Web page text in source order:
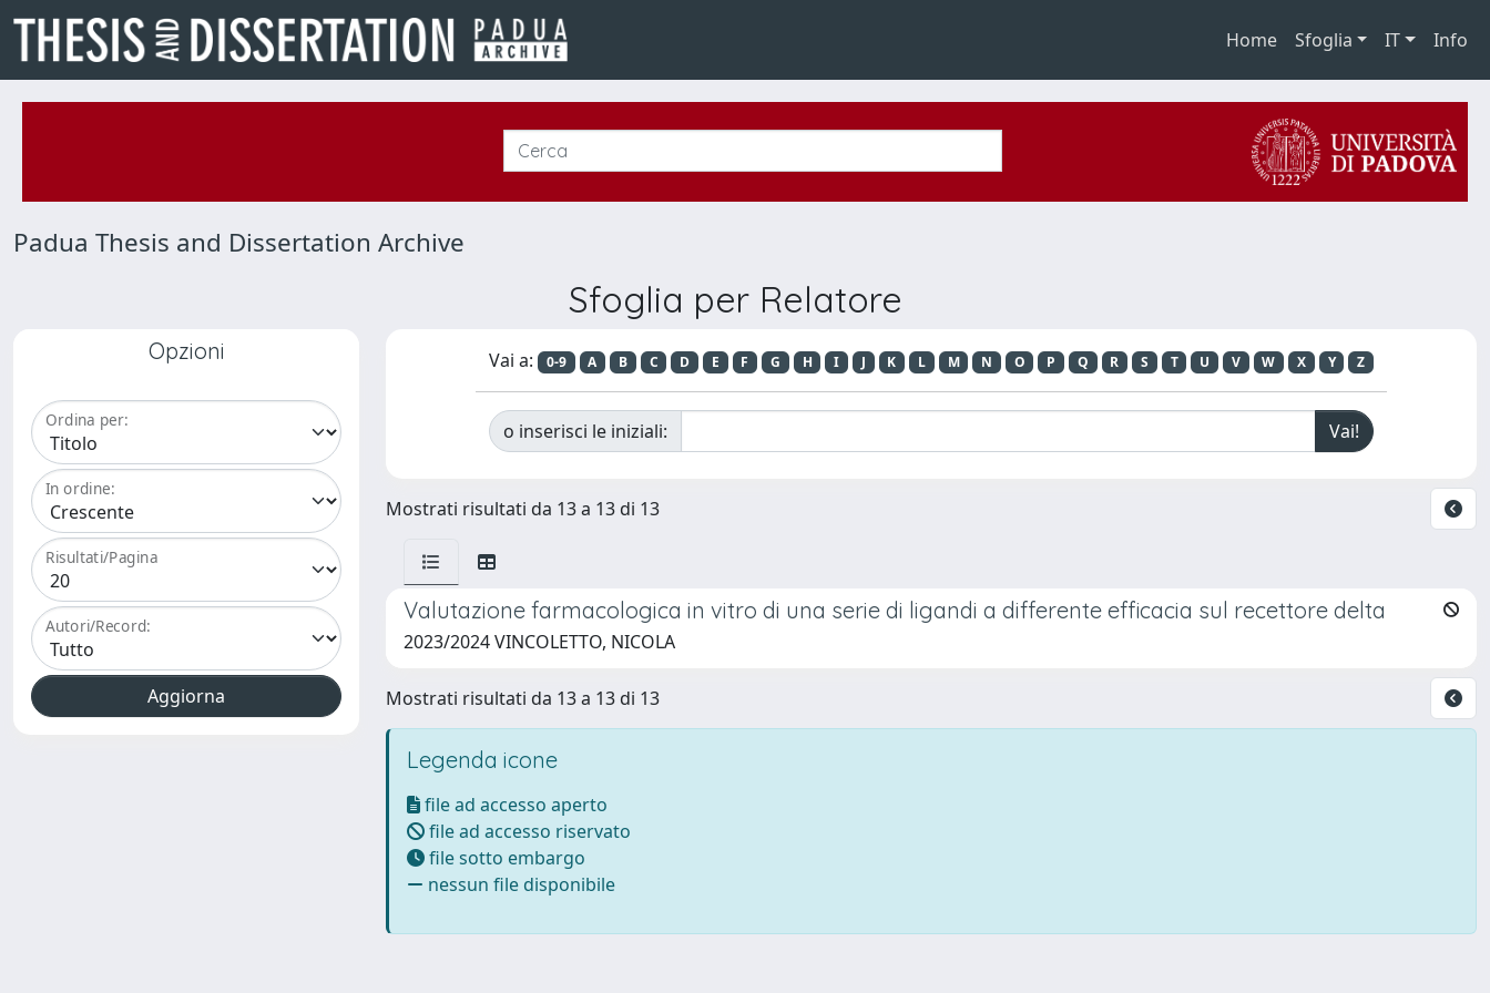
Home Sfoglia IT Info
Padua Thesis and Dissertation Archive
Sfoglia per Relatore
Opzioni
Ordina per:
In ordine:
Risultati/Pagina
Autori/Record:
Vai a: 0-9 A B C D E F G H I J K L M N O P Q R S T U V W X Y Z
o inserisci le iniziali:
Mostrati risultati da 13 a 13 di 13
Valutazione farmacologica in vitro di una serie di ligandi a differente efficacia sul recettore delta
2023/2024 VINCOLETTO, NICOLA
Mostrati risultati da 13 a 13 di 13
Legenda icone
file ad accesso aperto
file ad accesso riservato
file sotto embargo
nessun file disponibile